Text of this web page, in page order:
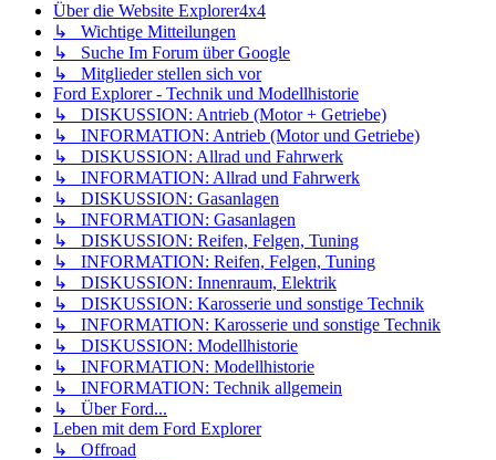
Über die Website Explorer4x4
↳ Wichtige Mitteilungen
↳ Suche Im Forum über Google
↳ Mitglieder stellen sich vor
Ford Explorer - Technik und Modellhistorie
↳ DISKUSSION: Antrieb (Motor + Getriebe)
↳ INFORMATION: Antrieb (Motor und Getriebe)
↳ DISKUSSION: Allrad und Fahrwerk
↳ INFORMATION: Allrad und Fahrwerk
↳ DISKUSSION: Gasanlagen
↳ INFORMATION: Gasanlagen
↳ DISKUSSION: Reifen, Felgen, Tuning
↳ INFORMATION: Reifen, Felgen, Tuning
↳ DISKUSSION: Innenraum, Elektrik
↳ DISKUSSION: Karosserie und sonstige Technik
↳ INFORMATION: Karosserie und sonstige Technik
↳ DISKUSSION: Modellhistorie
↳ INFORMATION: Modellhistorie
↳ INFORMATION: Technik allgemein
↳ Über Ford...
Leben mit dem Ford Explorer
↳ Offroad